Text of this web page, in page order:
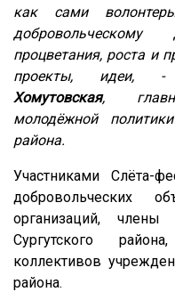
как сами
добровольческому
процветания, роста и
проекты, идеи, -
Хомутовская,
молодёжной
района.
Участниками Слёта-
добровольческих
организаций, члены
Сургутского
коллективов
района.